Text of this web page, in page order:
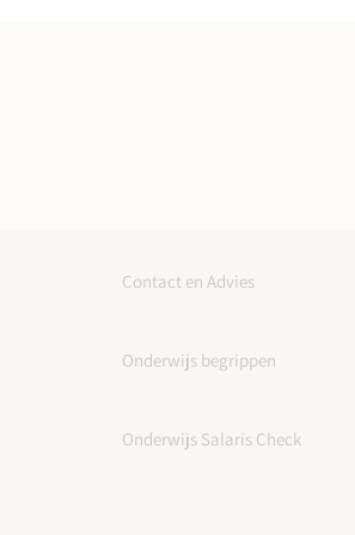
Contact en Advies
Onderwijs begrippen
Onderwijs Salaris Check